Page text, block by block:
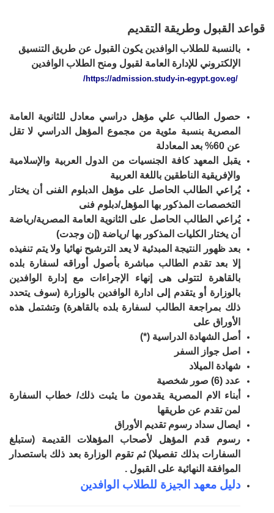
قواعد القبول وطريقة التقديم
بالنسبة للطلاب الوافدين يكون القبول عن طريق التنسيق
الإلكتروني للإدارة العامة لقبول ومنح الطلاب الوافدين
https://admission.study-in-egypt.gov.eg/
/
حصول الطالب علي مؤهل دراسي معادل للثانوية العامة
المصرية بنسبة مئوية من مجموع المؤهل الدراسي لا تقل
عن 60% بعد المعادلة
يقبل المعهد كافة الجنسيات من الدول العربية والإسلامية
والإفريقية الناطقين باللغة العربية
يُراعي الطالب الحاصل على مؤهل الدبلوم الفنى أن يختار
التخصصات المذكور بها المؤهل/دبلوم فنى
يُراعي الطالب الحاصل على الثانوية العامة المصرية/رياضة
أن يختار الكليات المذكور بها /رياضة (إن وجدت)
بعد ظهور النتيجة المبدئية لا يعد الترشيح نهائيا ولا يتم تنفيذه
إلا بعد تقدم الطالب مباشرة بأصول أوراقه لسفارة بلده
بالقاهرة لتتولى هى إنهاء الإجراءات مع إدارة الوافدين
بالوزارة أو يتقدم إلى ادارة الوافدين بالوزارة (سوف يتحدد
ذلك بمراجعة الطالب لسفارة بلده بالقاهرة) وتشتمل هذه
الأوراق على
أصل الشهادة الدراسية (*)
اصل جواز السفر
شهادة الميلاد
عدد (6) صور شخصية
أبناء الام المصرية يقدمون ما يثبت ذلك/ خطاب السفارة
لمن تقدم عن طريقها
ايصال سداد رسوم تقديم الأوراق
رسوم قدم المؤهل لأصحاب المؤهلات القديمة (ستبلغ
السفارات بذلك تفصيلا) ثم تقوم الوزارة بعد ذلك باستصدار
الموافقة النهائية على القبول .
دليل معهد الجيزة للطلاب الوافدين